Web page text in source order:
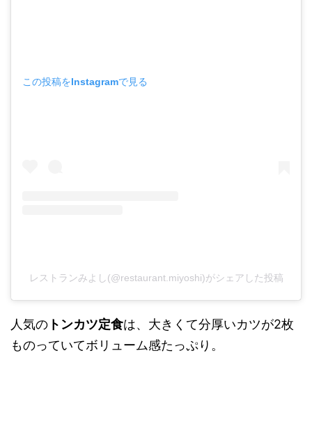
この投稿をInstagramで見る
レストランみよし(@restaurant.miyoshi)がシェアした投稿
人気の トンカツ定食は、大きくて分厚いカツが2枚
ものっていてボリューム感たっぷり。